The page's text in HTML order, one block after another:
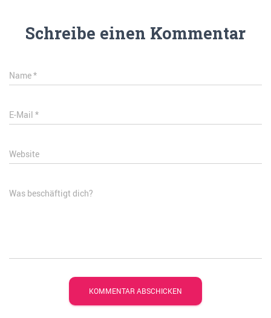
Schreibe einen Kommentar
Name*
E-Mail *
Website
Was beschäftigt dich?